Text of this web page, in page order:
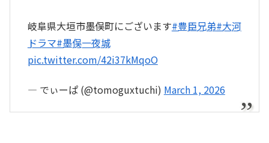
岐阜県大垣市墨俣町にございます#豊臣兄弟#大河
ドラマ#墨俣一夜城
pic.twitter.com/42i37kMqoO
— でぃーぱ (@tomoguxtuchi) March 1, 2026